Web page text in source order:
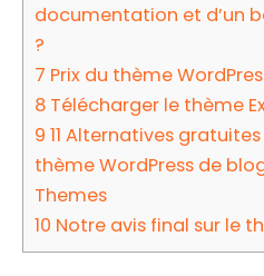
documentation et d’un
?
7 Prix du thème
8 Télécharger le thème
9 11 Alternatives
thème WordPress de
Themes
10 Notre avis final sur le